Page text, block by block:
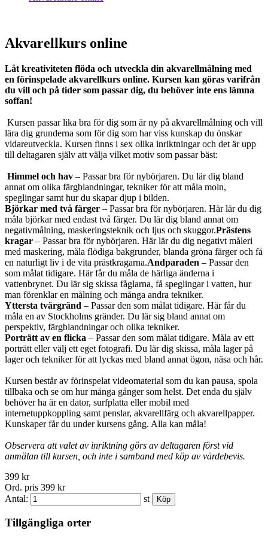
Akvarellkurs online
Låt kreativiteten flöda och utveckla din akvarellmålning med
en förinspelade akvarellkurs online. Kursen kan göras varifrån
du vill och på tider som passar dig, du behöver inte ens lämna
soffan!
Kursen passar lika bra för dig som är ny på akvarellmålning och vill
lära dig grunderna som för dig som har viss kunskap du önskar
vidareutveckla. Kursen finns i sex olika inriktningar och det är upp
till deltagaren själv att välja vilket motiv som passar bäst:
Himmel och hav – Passar bra för nybörjaren. Du lär dig bland
annat om olika färgblandningar, tekniker för att måla moln,
speglingar samt hur du skapar djup i bilden.
Björkar med två färger – Passar bra för nybörjaren. Här lär du dig
måla björkar med endast två färger. Du lär dig bland annat om
negativmålning, maskeringsteknik och ljus och skuggor.Prästens
kragar – Passar bra för nybörjaren. Här lär du dig negativt måleri
med maskering, måla flödiga bakgrunder, blanda gröna färger och få
en naturligt liv i de vita prästkragarna.Andparaden – Passar den
som målat tidigare. Här får du måla de härliga änderna i
vattenbrynet. Du lär sig skissa fåglarna, få speglingar i vatten, hur
man förenklar en målning och många andra tekniker.
Yttersta tvärgränd – Passar den som målat tidigare. Här får du
måla en av Stockholms gränder. Du lär sig bland annat om
perspektiv, färgblandningar och olika tekniker.
Porträtt av en flicka – Passar den som målat tidigare. Måla av ett
porträtt eller välj ett eget fotografi. Du lär dig skissa, måla lager på
lager och tekniker för att lyckas med bland annat ögon, näsa och hår.
Kursen består av förinspelat videomaterial som du kan pausa, spola
tillbaka och se om hur många gånger som helst. Det enda du själv
behöver ha är en dator, surfplatta eller mobil med
internetuppkoppling samt penslar, akvarellfärg och akvarellpapper.
Kunskaper får du under kursens gång. Alla kan måla!
Observera att valet av inriktning görs av deltagaren först vid
anmälan till kursen, och inte i samband med köp av värdebevis.
399 kr
Ord. pris 399 kr
Antal:
st
Tillgängliga orter